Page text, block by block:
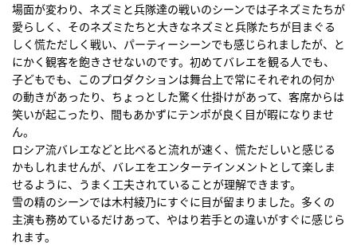
場面が変わり、ネズミと兵隊達の戦いのシーンでは子ネズミたちが
愛らしく、そのネズミたちと大きなネズミと兵隊たちが目まぐる
しく慌ただしく戦い、パーティーシーンでも感じられましたが、と
にかく観客を飽きさせないのです。初めてバレエを観る人でも、
子どもでも、このプロダクションは舞台上で常にそれぞれの何か
の動きがあったり、ちょっとした驚く仕掛けがあって、客席からは
笑いが起こったり、間もあかずにテンポが良く目が暇になりませ
ん。
ロシア流バレエなどと比べると流れが速く、慌ただしいと感じる
かもしれませんが、バレエをエンターテインメントとして楽しま
せるように、うまく工夫されていることが理解できます。
雪の精のシーンでは木村綾乃にすぐに目が留まりました。多くの
主演も務めているだけあって、やはり若手との違いがすぐに感じら
れます。